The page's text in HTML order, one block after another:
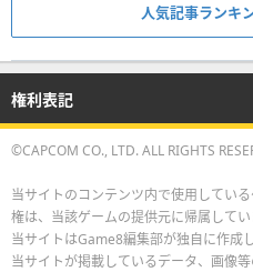
人気記事ランキ
権利表記
©CAPCOM CO., LTD. ALL RIGHTS
当サイトのコンテンツ内で使用してい
権は、当該ゲームの提供元に帰属してい
当サイトはGame8編集部が独自に作成
当サイトが掲載しているデータ、画像